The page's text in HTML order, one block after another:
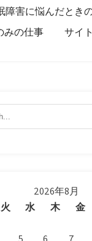
障害に悩んだとき
みの仕事 サイ
2026年8月
火 水 木 金